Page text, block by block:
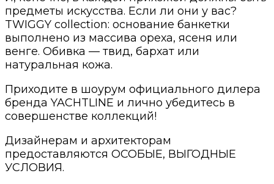
предметы искусства. Если ли они у вас?
TWIGGY collection: основание банкетки
выполнено из массива ореха, ясеня или
венге. Обивка — твид, бархат или
натуральная кожа.
Приходите в шоурум официального дилера
бренда YACHTLINE и лично убедитесь в
совершенстве коллекций!
Дизайнерам и архитекторам
предоставляются ОСОБЫЕ, ВЫГОДНЫЕ
УСЛОВИЯ.